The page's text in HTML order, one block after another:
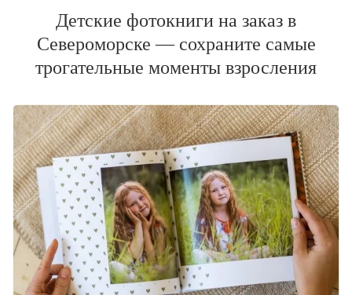
Детские фотокниги на заказ в
Североморске — сохраните самые
трогательные моменты взросления